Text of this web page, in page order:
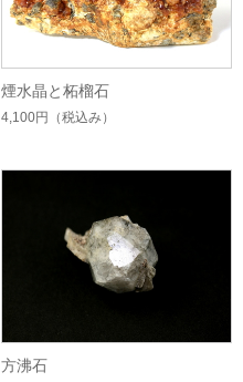
煙水晶と柘榴石
4,100円 （税込み）
方沸石